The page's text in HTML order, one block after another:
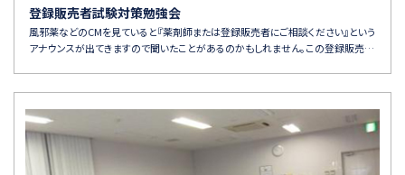
登録販売者試験対策勉強会
風邪薬などのCMを見ていると『薬剤師または登録販売者にご相談ください』という
アナウンスが出てきますので聞いたことがあるのかもしれません。この登録販売…